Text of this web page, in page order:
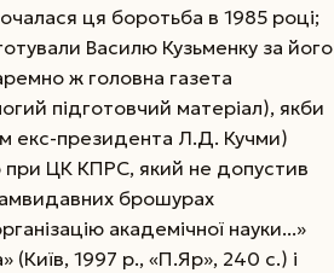
ця боротьба в 1985 році;
Василю Кузьменку за його
ж головна газета
підготовчий матеріал), якби
екс-президента Л.Д. Кучми)
ЦК КПРС, який не допустив
брошурах
академічної науки...»
(Київ, 1997 р., «П.Яр», 240 с.) і